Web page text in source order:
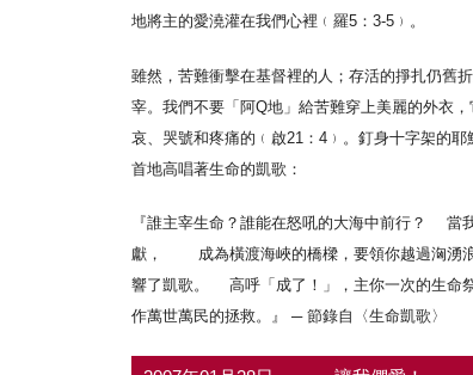
地將主的愛澆灌在我們心裡﹙羅5：3-5﹚。
雖然，苦難衝擊在基督裡的人；存活的掙扎仍舊
宰。我們不要「阿Q地」給苦難穿上美麗的外衣
哀、哭號和疼痛的﹙啟21：4﹚。釘身十字架的
首地高唱著生命的凱歌：
『誰主宰生命？誰能在怒吼的大海中前行？
獻， 成為橫渡海峽的橋樑，要領你越過洶湧
響了凱歌。 高呼「成了！」，主你一次的生命
作萬世萬民的拯救。』 ─ 節錄自〈生命凱歌〉